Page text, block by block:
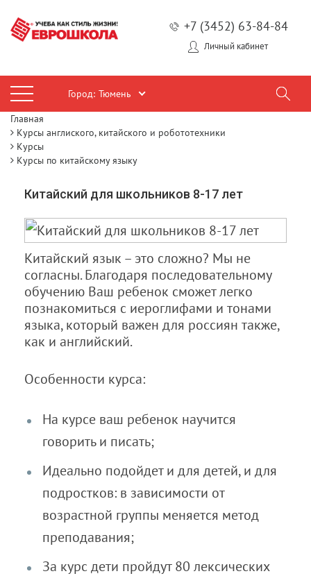
+7 (3452) 63-84-84
Личный кабинет
Город: Тюмень
Главная
Курсы англиского, китайского и робототехники
Курсы
Курсы по китайскому языку
Китайский для школьников 8-17 лет
Китайский язык – это сложно? Мы не
согласны. Благодаря последовательному
обучению Ваш ребенок сможет легко
познакомиться с иероглифами и тонами
языка, который важен для россиян также,
как и английский.
Особенности курса:
На курсе ваш ребенок научится
говорить и писать;
Идеально подойдет и для детей, и для
подростков: в зависимости от
возрастной группы меняется метод
преподавания;
За курс дети пройдут 80 лексических